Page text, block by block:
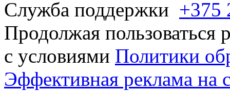
Служба поддержки +375
Продолжая пользоваться
с условиями Политики
Эффективная реклама на